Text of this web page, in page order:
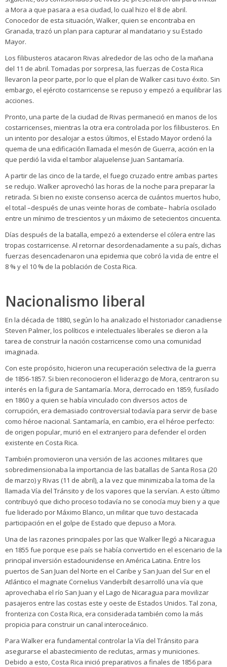
a Mora a que pasara a esa ciudad, lo cual hizo el 8 de abril.
Conocedor de esta situación, Walker, quien se encontraba en
Granada, trazó un plan para capturar al mandatario y su Estado
Mayor.
Los filibusteros atacaron Rivas alrededor de las ocho de la mañana
del 11 de abril. Tomadas por sorpresa, las fuerzas de Costa Rica
llevaron la peor parte, por lo que el plan de Walker casi tuvo éxito. Sin
embargo, el ejército costarricense se repuso y empezó a equilibrar las
acciones.
Pronto, una parte de la ciudad de Rivas permaneció en manos de los
costarricenses, mientras la otra era controlada por los filibusteros. En
un intento por desalojar a estos últimos, el Estado Mayor ordenó la
quema de una edificación llamada el mesón de Guerra, acción en la
que perdió la vida el tambor alajuelense Juan Santamaría.
A partir de las cinco de la tarde, el fuego cruzado entre ambas partes
se redujo. Walker aprovechó las horas de la noche para preparar la
retirada. Si bien no existe consenso acerca de cuántos muertos hubo,
el total –después de unas veinte horas de combate– habría oscilado
entre un mínimo de trescientos y un máximo de setecientos cincuenta.
Días después de la batalla, empezó a extenderse el cólera entre las
tropas costarricense. Al retornar desordenadamente a su país, dichas
fuerzas desencadenaron una epidemia que cobró la vida de entre el
8 % y el 10 % de la población de Costa Rica.
Nacionalismo liberal
En la década de 1880, según lo ha analizado el historiador canadiense
Steven Palmer, los políticos e intelectuales liberales se dieron a la
tarea de construir la nación costarricense como una comunidad
imaginada.
Con este propósito, hicieron una recuperación selectiva de la guerra
de 1856-1857. Si bien reconocieron el liderazgo de Mora, centraron su
interés en la figura de Santamaría. Mora, derrocado en 1859, fusilado
en 1860 y a quien se había vinculado con diversos actos de
corrupción, era demasiado controversial todavía para servir de base
como héroe nacional. Santamaría, en cambio, era el héroe perfecto:
de origen popular, murió en el extranjero para defender el orden
existente en Costa Rica.
También promovieron una versión de las acciones militares que
sobredimensionaba la importancia de las batallas de Santa Rosa (20
de marzo) y Rivas (11 de abril), a la vez que minimizaba la toma de la
llamada Vía del Tránsito y de los vapores que la servían. A esto último
contribuyó que dicho proceso todavía no se conocía muy bien y a que
fue liderado por Máximo Blanco, un militar que tuvo destacada
participación en el golpe de Estado que depuso a Mora.
Una de las razones principales por las que Walker llegó a Nicaragua
en 1855 fue porque ese país se había convertido en el escenario de la
principal inversión estadounidense en América Latina. Entre los
puertos de San Juan del Norte en el Caribe y San Juan del Sur en el
Atlántico el magnate Cornelius Vanderbilt desarrolló una vía que
aprovechaba el río San Juan y el Lago de Nicaragua para movilizar
pasajeros entre las costas este y oeste de Estados Unidos. Tal zona,
fronteriza con Costa Rica, era considerada también como la más
propicia para construir un canal interoceánico.
Para Walker era fundamental controlar la Vía del Tránsito para
asegurarse el abastecimiento de reclutas, armas y municiones.
Debido a esto, Costa Rica inició preparativos a finales de 1856 para